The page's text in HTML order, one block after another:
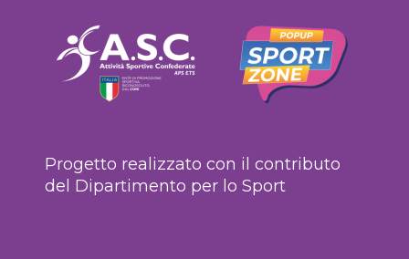
Progetto realizzato con il contributo
del Dipartimento per lo Sport